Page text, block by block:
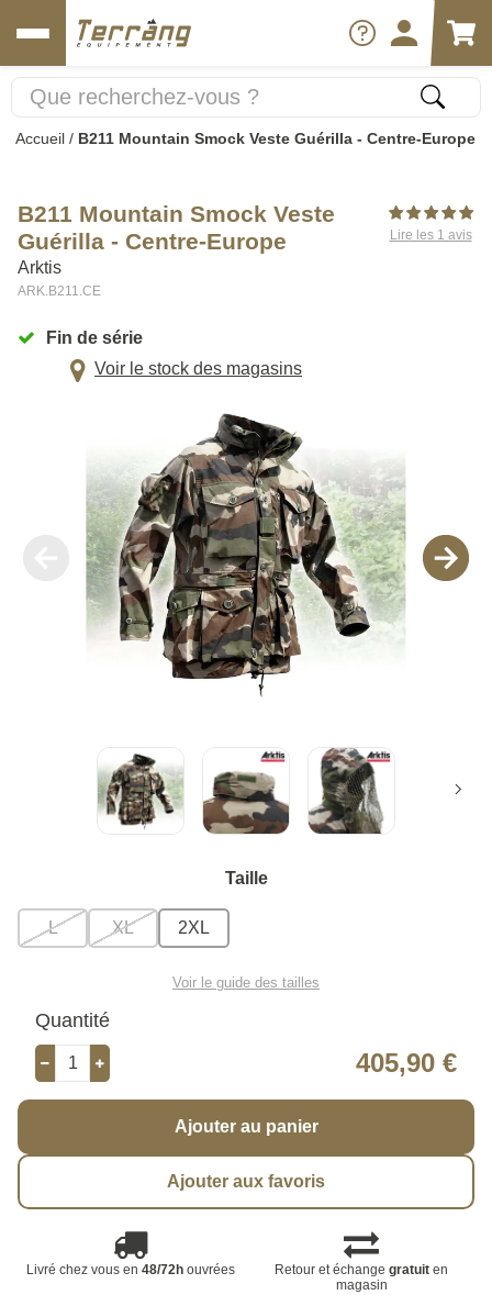
Accueil / B211 Mountain Smock Veste Guérilla - Centre-Europe
B211 Mountain Smock Veste
Guérilla - Centre-Europe
Arktis
ARK.B211.CE
Lire les 1 avis
Fin de série
Voir le stock des magasins
Taille
L XL 2XL
Voir le guide des tailles
Quantité
405,90 €
Ajouter au panier
Ajouter aux favoris
Livré chez vous en 48/72houvrées Retour et échangegratuit en
magasin